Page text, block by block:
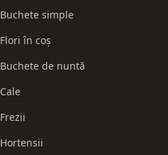
Buchete simple
Flori în coș
Buchete de nuntă
Cale
Frezii
Hortensii